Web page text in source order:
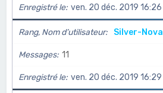
Enregistré le ven. 20 déc. 2019 16:26
Rang, Nom d’utilisateur Silver-Nova
Messages 11
Enregistré le ven. 20 déc. 2019 16:29